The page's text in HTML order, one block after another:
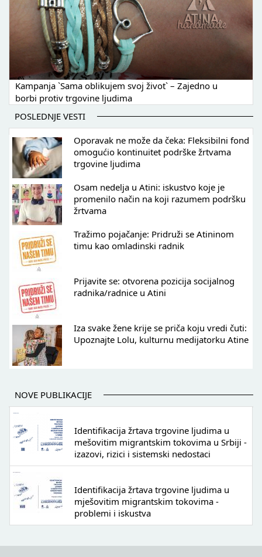
Kampanja `Sama oblikujem svoj život` – Zajedno u
borbi protiv trgovine ljudima
POSLEDNJE VESTI
Oporavak ne može da čeka: Fleksibilni fond
omogućio kontinuitet podrške žrtvama
trgovine ljudima
Osam nedelja u Atini: iskustvo koje je
promenilo način na koji razumem podršku
žrtvama
Tražimo pojačanje: Pridruži se Atininom
timu kao omladinski radnik
Prijavite se: otvorena pozicija socijalnog
radnika/radnice u Atini
Iza svake žene krije se priča koju vredi čuti:
Upoznajte Lolu, kulturnu medijatorku Atine
NOVE PUBLIKACIJE
Identifikacija žrtava trgovine ljudima u
mešovitim migrantskim tokovima u Srbiji -
izazovi, rizici i sistemski nedostaci
Identifikacija žrtava trgovine ljudima u
mješovitim migrantskim tokovima -
problemi i iskustva